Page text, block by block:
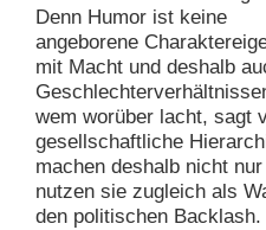
Denn Humor ist keine
angeborene
mit Macht und deshalb
wem worüber lacht, sagt
gesellschaftliche
machen deshalb nicht
nutzen sie zugleich als
den politischen Backlash.